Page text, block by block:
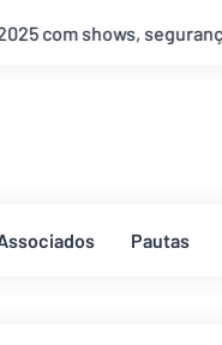
transporte ampliado
Pautas